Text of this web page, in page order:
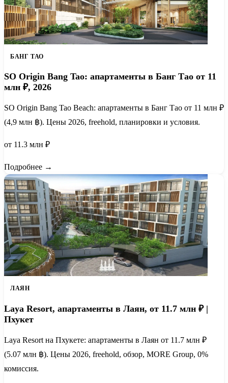
БАНГ ТАО
SO Origin Bang Tao: апартаменты в Банг Тао от 11
млн ₽, 2026
SO Origin Bang Tao Beach: апартаменты в Банг Тао от 11 млн ₽
(4,9 млн ฿). Цены 2026, freehold, планировки и условия.
от 11.3 млн ₽
Подробнее →
ЛАЯН
Laya Resort, апартаменты в Лаян, от 11.7 млн ₽ |
Пхукет
Laya Resort на Пхукете: апартаменты в Лаян от 11.7 млн ₽
(5.07 млн ฿). Цены 2026, freehold, обзор, MORE Group, 0%
комиссия.